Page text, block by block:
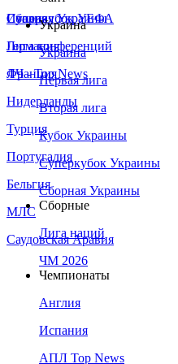
Сборная Украины
Италия
Германия
Франция
Нидерланды
Турция
Португалия
Бельгия
МЛС
Саудовская Аравия
Суперкубок УЕФА
Лига конференций
ЛЧ - Top News
Украина
Украина
Первая лига
Вторая лига
Кубок Украины
Суперкубок Украины
Сборная Украины
Сборные
Лига наций
ЧМ 2026
Чемпионаты
Англия
Испания
АПЛ Top News